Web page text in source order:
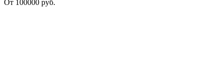
От 100000 руб.